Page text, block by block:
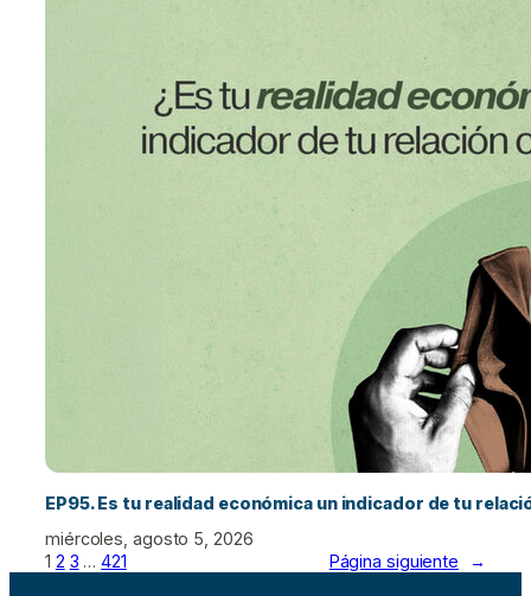
EP95. Es tu realidad económica un indicador de tu
miércoles, agosto 5, 2026
1 2 3 … 421 Página siguiente →